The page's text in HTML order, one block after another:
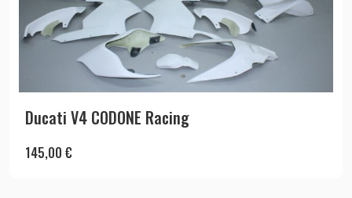
Ducati V4 CODONE Racing
145,00 €